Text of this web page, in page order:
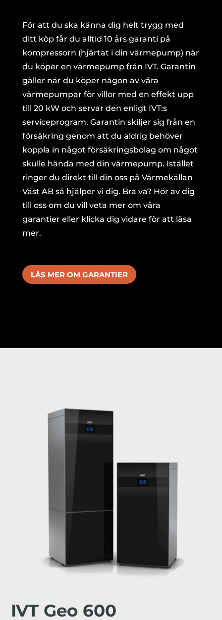
För att du ska känna dig helt trygg med
ditt köp får du alltid 10 års garanti på
kompressorn (hjärtat i din värmepump) när
du köper en värmepump från IVT. Garantin
gäller när du köper någon av våra
värmepumpar för villor med en effekt upp
till 20 kW och servar den enligt IVT:s
serviceprogram. Garantin skiljer sig från en
försäkring genom att du aldrig behöver
koppla in något försäkringsbolag om något
skulle hända med din värmepump. Istället
ringer du direkt till din oss på Värmekällan
Väst AB så hjälper vi dig. Bra va? Hör av dig
till oss om du vill veta mer om våra
garantier eller klicka dig vidare för att läsa
mer.
LÄS MER OM GARANTIER
IVT Geo 600